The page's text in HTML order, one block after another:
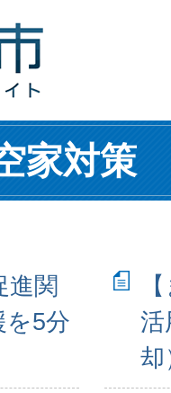
家対策
進関
を5分
活
却